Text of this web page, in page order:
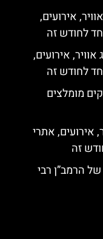
אירועים,
לחודש זה
אירועים,
לחודש זה
מומלצים
אירועים, אתרי
זה
הרמב”ן רבי